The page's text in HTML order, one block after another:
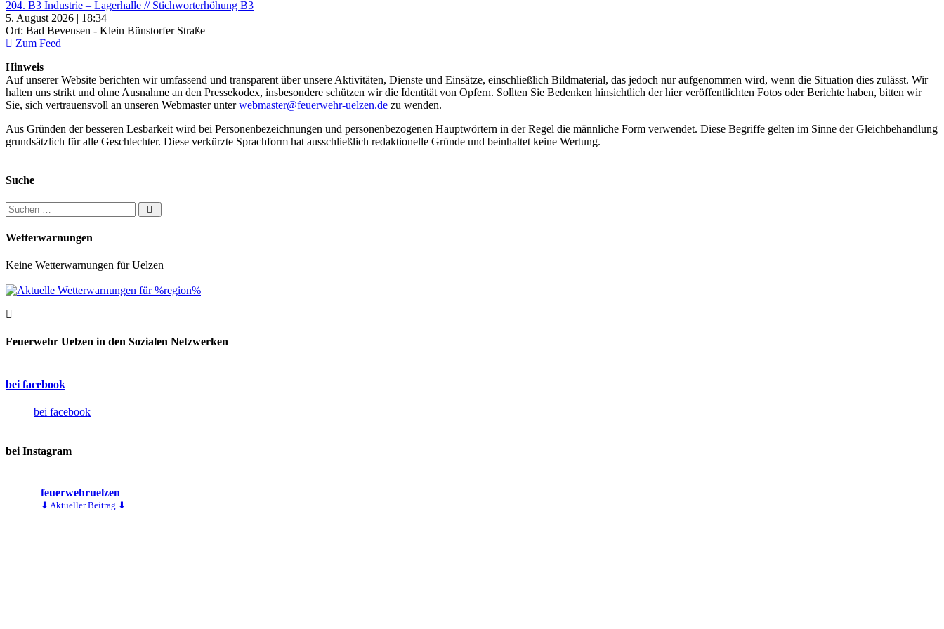
204. B3 Industrie – Lagerhalle // Stichworterhöhung B3
5. August 2026 | 18:34
Ort: Bad Bevensen - Klein Bünstorfer Straße
Zum Feed
Hinweis
Auf unserer Website berichten wir umfassend und transparent über unsere Aktivitäten, Dienste und Einsätze, einschließlich Bildmaterial, das jedoch nur aufgenommen wird, wenn die Situation dies zulässt. Wir
halten uns strikt und ohne Ausnahme an den Pressekodex, insbesondere schützen wir die Identität von Opfern. Sollten Sie Bedenken hinsichtlich der hier veröffentlichten Fotos oder Berichte haben, bitten wir
Sie, sich vertrauensvoll an unseren Webmaster unterwebmaster@feuerwehr-uelzen.de zu wenden.
Aus Gründen der besseren Lesbarkeit wird bei Personenbezeichnungen und personenbezogenen Hauptwörtern in der Regel die männliche Form verwendet. Diese Begriffe gelten im Sinne der Gleichbehandlung
grundsätzlich für alle Geschlechter. Diese verkürzte Sprachform hat ausschließlich redaktionelle Gründe und beinhaltet keine Wertung.
Suche
Suchen nach:
Wetterwarnungen
Keine Wetterwarnungen für Uelzen
Feuerwehr Uelzen in den Sozialen Netzwerken
bei facebook
bei facebook
bei Instagram
feuerwehruelzen
⬇ Aktueller Beitrag ⬇